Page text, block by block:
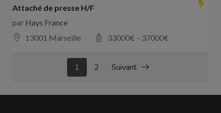
Attaché de presse H/F
par Hays France
13001 Marseille
33000€ – 37000€
1 2 Suivant